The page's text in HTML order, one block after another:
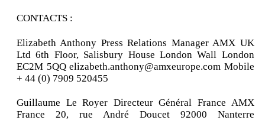
CONTACTS :
Elizabeth Anthony Press Relations Manager AMX UK
Ltd 6th Floor, Salisbury House London Wall London
EC2M 5QQ elizabeth.anthony@amxeurope.com Mobile
+ 44 (0) 7909 520455
Guillaume Le Royer Directeur Général France AMX
France 20, rue André Doucet 92000 Nanterre